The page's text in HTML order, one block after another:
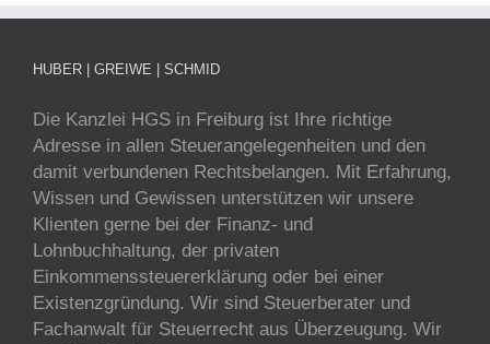
HUBER | GREIWE | SCHMID
Die Kanzlei HGS in Freiburg ist Ihre richtige
Adresse in allen Steuerangelegenheiten und den
damit verbundenen Rechtsbelangen. Mit Erfahrung,
Wissen und Gewissen unterstützen wir unsere
Klienten gerne bei der Finanz- und
Lohnbuchhaltung, der privaten
Einkommenssteuererklärung oder bei einer
Existenzgründung. Wir sind Steuerberater und
Fachanwalt für Steuerrecht aus Überzeugung. Wir